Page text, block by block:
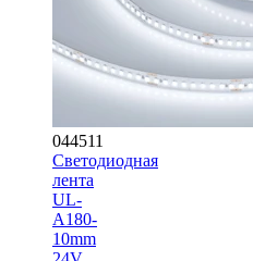
044511
Светодиодная
лента
UL-
A180-
10mm